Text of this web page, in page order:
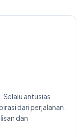
antusias
dari perjalanan.
dan